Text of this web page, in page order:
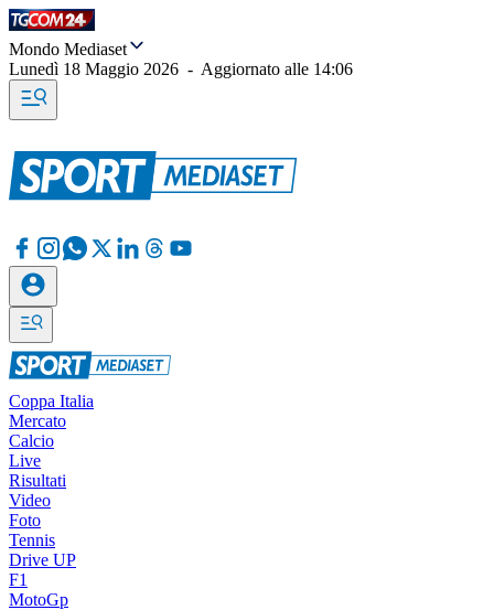
Mondo Mediaset
Lunedì 18 Maggio 2026 - Aggiornato alle 14:06
Coppa Italia
Mercato
Calcio
Live
Risultati
Video
Foto
Tennis
Drive UP
F1
MotoGp